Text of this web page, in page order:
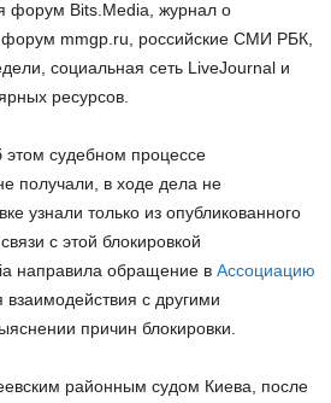
форум Bits.Media, журнал о
форум mmgp.ru, российские СМИ РБК,
социальная сеть LiveJournal и
ресурсов.
этом судебном процессе
получали, в ходе дела не
узнали только из опубликованного
с этой блокировкой
направила обращение в Ассоциацию
взаимодействия с другими
причин блокировки.
районным судом Киева, после